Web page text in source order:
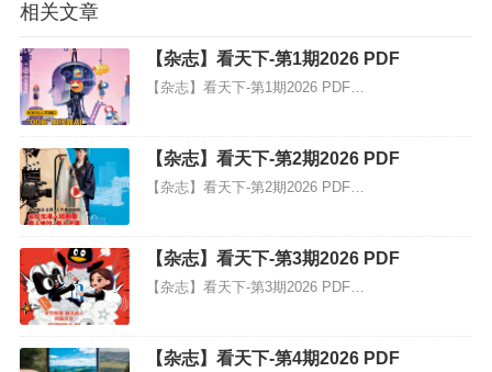
相关文章
【杂志】看天下-第1期2026 PDF
【杂志】看天下-第1期2026 PDF…
【杂志】看天下-第2期2026 PDF
【杂志】看天下-第2期2026 PDF…
【杂志】看天下-第3期2026 PDF
【杂志】看天下-第3期2026 PDF…
【杂志】看天下-第4期2026 PDF